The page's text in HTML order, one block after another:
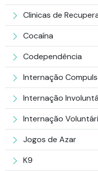
Clinicas de
Cocaína
Codependência
Internação
Internação
Internação
Jogos de Azar
K9